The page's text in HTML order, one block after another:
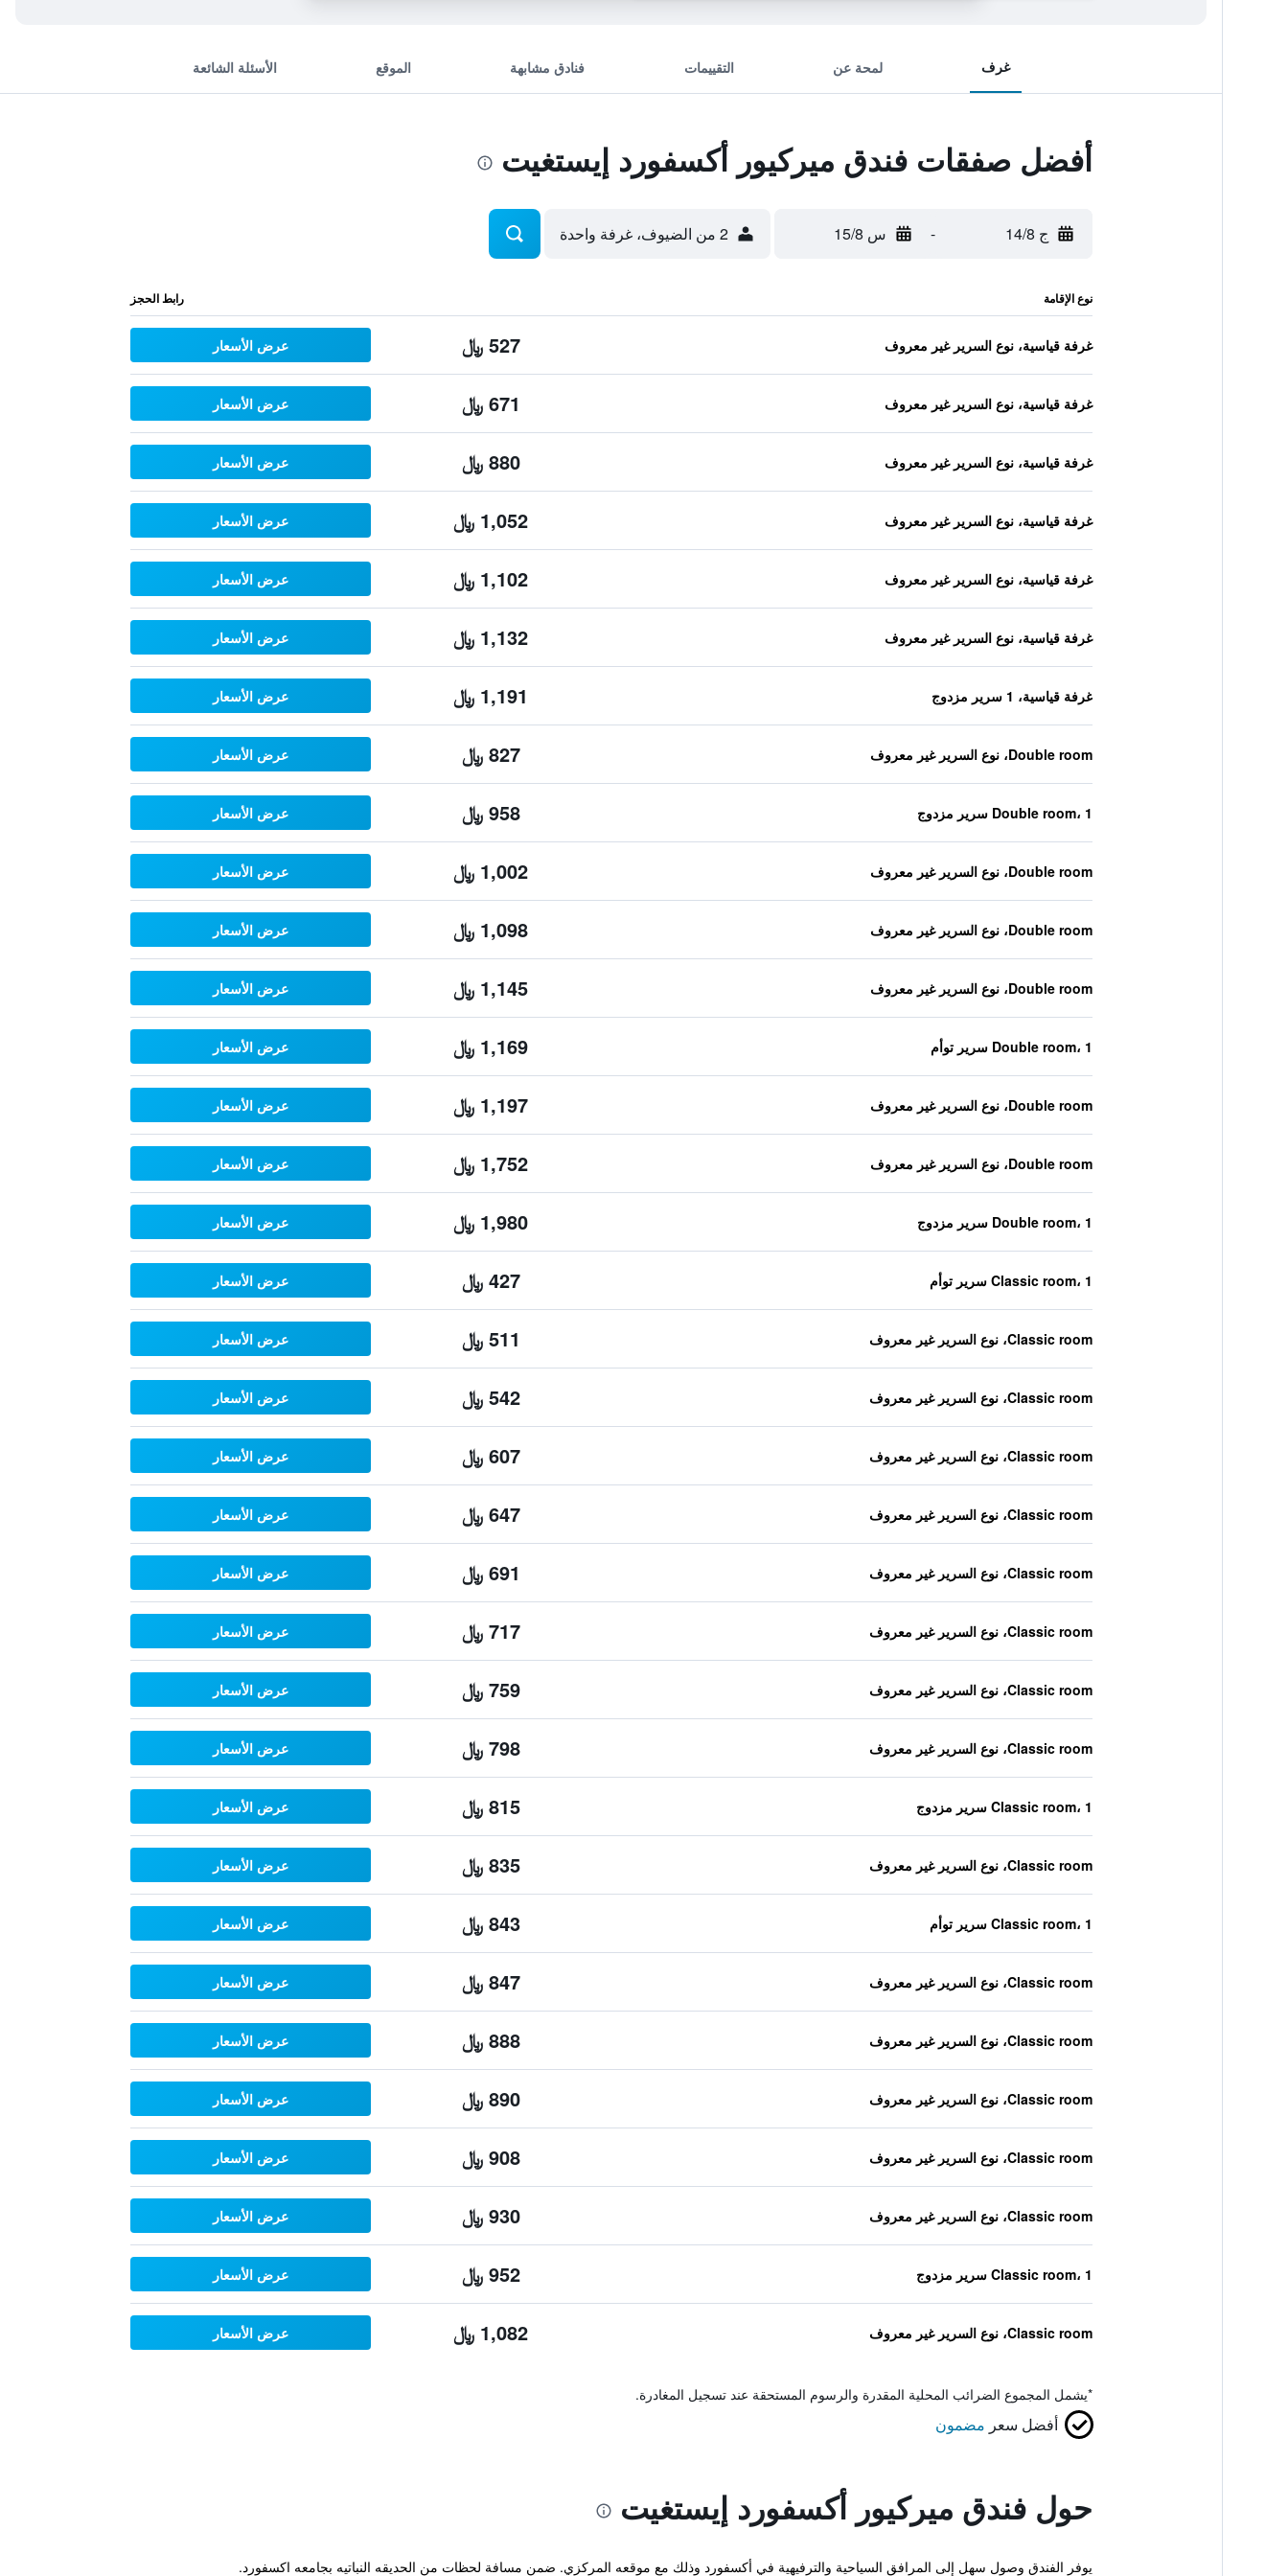
غرف لمحة عن التقييمات فنادق مشابهة الموقع الأسئلة الشائعة
أفضل صفقات فندق ميركيور أكسفورد إيستغيت
ج 14/8 - س 15/8 2 من الضيوف، غرفة واحدة
نوع الإقامة رابط الحجز
غرفة قياسية، نوع السرير غير معروف 527 ﷼ عرض الأسعار
غرفة قياسية، نوع السرير غير معروف 671 ﷼ عرض الأسعار
غرفة قياسية، نوع السرير غير معروف 880 ﷼ عرض الأسعار
غرفة قياسية، نوع السرير غير معروف 1,052 ﷼ عرض الأسعار
غرفة قياسية، نوع السرير غير معروف 1,102 ﷼ عرض الأسعار
غرفة قياسية، نوع السرير غير معروف 1,132 ﷼ عرض الأسعار
غرفة قياسية، 1 سرير مزدوج 1,191 ﷼ عرض الأسعار
Double room، نوع السرير غير معروف 827 ﷼ عرض الأسعار
Double room، 1 سرير مزدوج 958 ﷼ عرض الأسعار
Double room، نوع السرير غير معروف 1,002 ﷼ عرض الأسعار
Double room، نوع السرير غير معروف 1,098 ﷼ عرض الأسعار
Double room، نوع السرير غير معروف 1,145 ﷼ عرض الأسعار
Double room، 1 سرير توأم 1,169 ﷼ عرض الأسعار
Double room، نوع السرير غير معروف 1,197 ﷼ عرض الأسعار
Double room، نوع السرير غير معروف 1,752 ﷼ عرض الأسعار
Double room، 1 سرير مزدوج 1,980 ﷼ عرض الأسعار
Classic room، 1 سرير توأم 427 ﷼ عرض الأسعار
Classic room، نوع السرير غير معروف 511 ﷼ عرض الأسعار
Classic room، نوع السرير غير معروف 542 ﷼ عرض الأسعار
Classic room، نوع السرير غير معروف 607 ﷼ عرض الأسعار
Classic room، نوع السرير غير معروف 647 ﷼ عرض الأسعار
Classic room، نوع السرير غير معروف 691 ﷼ عرض الأسعار
Classic room، نوع السرير غير معروف 717 ﷼ عرض الأسعار
Classic room، نوع السرير غير معروف 759 ﷼ عرض الأسعار
Classic room، نوع السرير غير معروف 798 ﷼ عرض الأسعار
Classic room، 1 سرير مزدوج 815 ﷼ عرض الأسعار
Classic room، نوع السرير غير معروف 835 ﷼ عرض الأسعار
Classic room، 1 سرير توأم 843 ﷼ عرض الأسعار
Classic room، نوع السرير غير معروف 847 ﷼ عرض الأسعار
Classic room، نوع السرير غير معروف 888 ﷼ عرض الأسعار
Classic room، نوع السرير غير معروف 890 ﷼ عرض الأسعار
Classic room، نوع السرير غير معروف 908 ﷼ عرض الأسعار
Classic room، نوع السرير غير معروف 930 ﷼ عرض الأسعار
Classic room، 1 سرير مزدوج 952 ﷼ عرض الأسعار
Classic room، نوع السرير غير معروف 1,082 ﷼ عرض الأسعار
*يشمل المجموع الضرائب المحلية المقدرة والرسوم المستحقة عند تسجيل المغادرة.
أفضل سعر مضمون
حول فندق ميركيور أكسفورد إيستغيت
يوفر الفندق وصول سهل إلى المرافق السياحية والترفيهية في أكسفورد وذلك مع موقعه المركزي. ضمن مسافة لحظات من الحديقه النباتيه بجامعه اكسفورد.